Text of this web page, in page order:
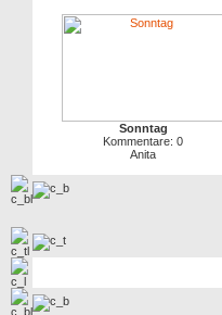
Sonntag
Kommentare: 0
Anita